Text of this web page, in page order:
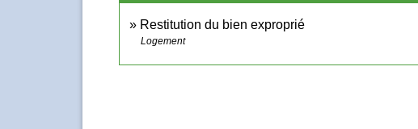
Restitution du bien exproprié
Logement